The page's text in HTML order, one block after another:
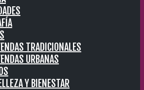
TRADICIONALES
URBANAS
Y BIENESTAR